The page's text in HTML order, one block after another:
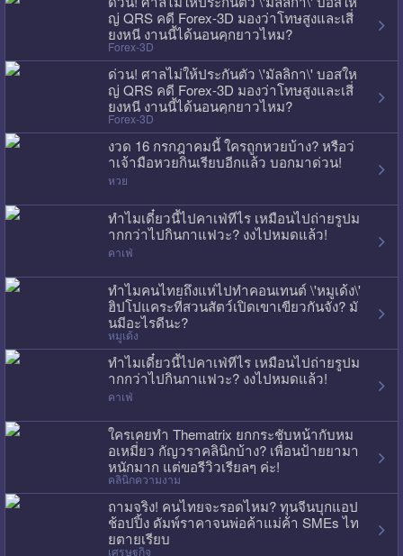
ญ่ QRS คดี Forex-3D มองว่าโทษสูงและเสี่
ยงหนี งานนี้ได้นอนคุกยาวไหม?
Forex-3D
ด่วน! ศาลไม่ให้ประกันตัว \'มัลลิกา\' บอสให
ญ่ QRS คดี Forex-3D มองว่าโทษสูงและเสี่
ยงหนี งานนี้ได้นอนคุกยาวไหม?
Forex-3D
งวด 16 กรกฎาคมนี้ ใครถูกหวยบ้าง? หรือว่
าเจ้ามือหวยกินเรียบอีกแล้ว บอกมาด่วน!
หวย
ทำไมเดี๋ยวนี้ไปคาเฟ่ทีไร เหมือนไปถ่ายรูปม
ากกว่าไปกินกาแฟวะ? งงไปหมดแล้ว!
คาเฟ่
ทำไมคนไทยถึงแห่ไปทำคอนเทนต์ \'หมูเด้ง\'
ฮิปโปแคระที่สวนสัตว์เปิดเขาเขียวกันจัง? มั
นมีอะไรดีนะ?
หมูเด้ง
ทำไมเดี๋ยวนี้ไปคาเฟ่ทีไร เหมือนไปถ่ายรูปม
ากกว่าไปกินกาแฟวะ? งงไปหมดแล้ว!
คาเฟ่
ใครเคยทำ Thematrix ยกกระชับหน้ากับหม
อเหมี่ยว กัญวราคลินิกบ้าง? เพื่อนป้ายยามา
หนักมาก แต่ขอรีวิวเรียลๆ ค่ะ!
คลินิกความงาม
ถามจริง! คนไทยจะรอดไหม? ทุนจีนบุกแอป
ช้อปปิ้ง ดัมพ์ราคาจนพ่อค้าแม่ค้า SMEs ไท
ยตายเรียบ
เศรษฐกิจ